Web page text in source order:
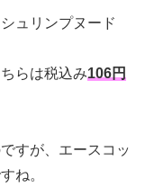
ュリンプヌード
らは税込み106円
すが、エースコッ
ね。